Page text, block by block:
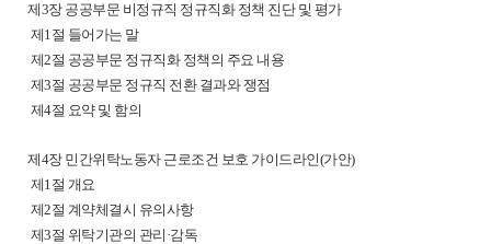
제3장 공공부문 비정규직 정규직화 정책 진단 및 평가
제1절 들어가는 말
제2절 공공부문 정규직화 정책의 주요 내용
제3절 공공부문 정규직 전환 결과와 쟁점
제4절 요약 및 함의
제4장 민간위탁노동자 근로조건 보호 가이드라인(가안)
제1절 개요
제2절 계약체결시 유의사항
제3절 위탁기관의 관리·감독